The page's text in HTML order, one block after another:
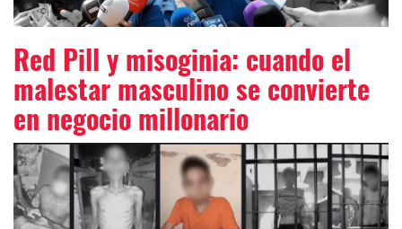
Red Pill y misoginia: cuando el
malestar masculino se convierte
en negocio millonario